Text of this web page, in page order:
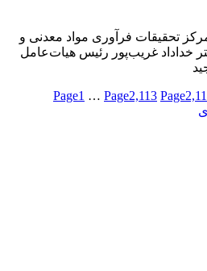
تحقیقات فرآوری مواد معدنی و
خداداد غریب‌پور رئیس‌ هیات‌عامل
Page1 … Page2,113 Page